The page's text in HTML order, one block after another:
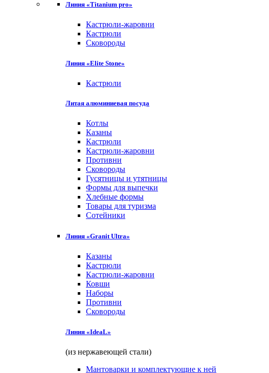
Линия «Titanium pro»
Кастрюли-жаровни
Кастрюли
Сковороды
Линия «Elite Stone»
Кастрюли
Литая алюминиевая посуда
Котлы
Казаны
Кастрюли
Кастрюли-жаровни
Противни
Сковороды
Гусятницы и утятницы
Формы для выпечки
Хлебные формы
Товары для туризма
Сотейники
Линия «Granit Ultra»
Казаны
Кастрюли
Кастрюли-жаровни
Ковши
Наборы
Противни
Сковороды
Линия «IdeaL»
(из нержавеющей стали)
Мантоварки и комплектующие к ней